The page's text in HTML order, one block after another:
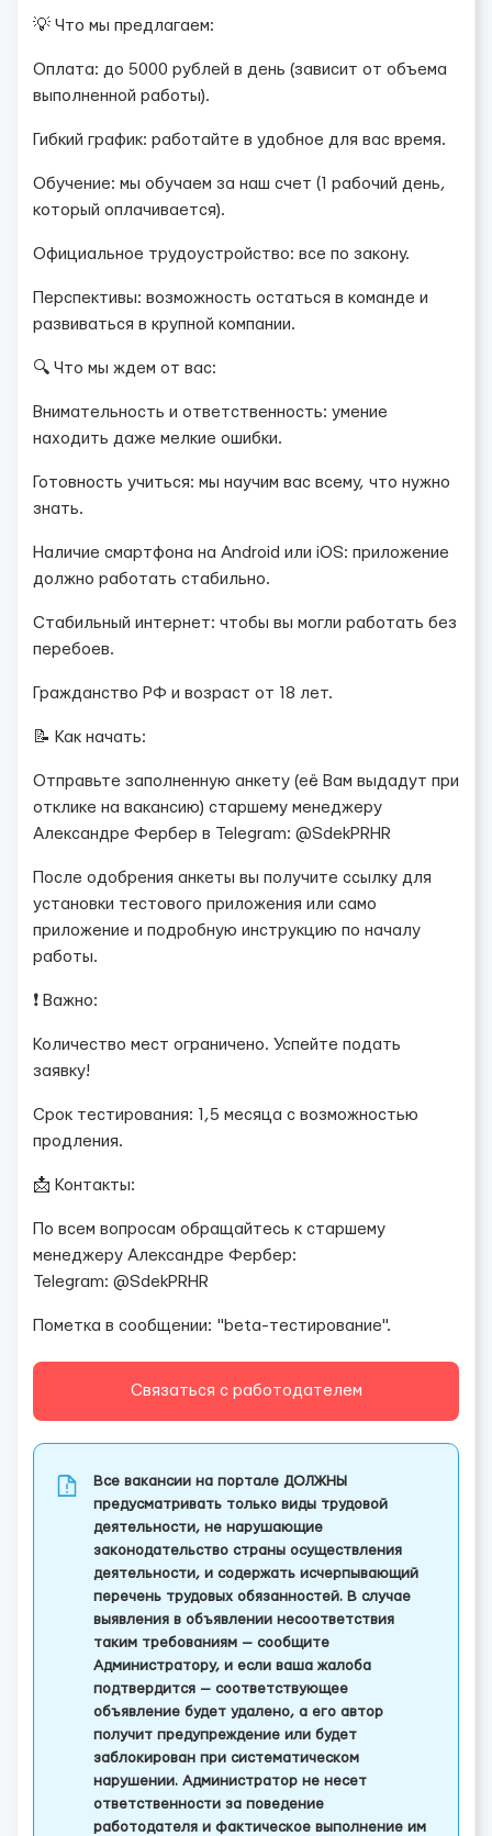
💡 Что мы предлагаем:
Оплата: до 5000 рублей в день (зависит от объема
выполненной работы).
Гибкий график: работайте в удобное для вас время.
Обучение: мы обучаем за наш счет (1 рабочий день,
который оплачивается).
Официальное трудоустройство: все по закону.
Перспективы: возможность остаться в команде и
развиваться в крупной компании.
🔍 Что мы ждем от вас:
Внимательность и ответственность: умение
находить даже мелкие ошибки.
Готовность учиться: мы научим вас всему, что нужно
знать.
Наличие смартфона на Android или iOS: приложение
должно работать стабильно.
Стабильный интернет: чтобы вы могли работать без
перебоев.
Гражданство РФ и возраст от 18 лет.
📝 Как начать:
Отправьте заполненную анкету (её Вам выдадут при
отклике на вакансию) старшему менеджеру
Александре Фербер в Telegram: @SdekPRHR
После одобрения анкеты вы получите ссылку для
установки тестового приложения или само
приложение и подробную инструкцию по началу
работы.
❗️ Важно:
Количество мест ограничено. Успейте подать
заявку!
Срок тестирования: 1,5 месяца с возможностью
продления.
📩 Контакты:
По всем вопросам обращайтесь к старшему
менеджеру Александре Фербер:
Telegram: @SdekPRHR
Пометка в сообщении: "beta-тестирование".
Связаться с работодателем
Все вакансии на портале ДОЛЖНЫ
предусматривать только виды трудовой
деятельности, не нарушающие
законодательство страны осуществления
деятельности, и содержать исчерпывающий
перечень трудовых обязанностей. В случае
выявления в объявлении несоответствия
таким требованиям — сообщите
Администратору, и если ваша жалоба
подтвердится — соответствующее
объявление будет удалено, а его автор
получит предупреждение или будет
заблокирован при систематическом
нарушении. Администратор не несет
ответственности за поведение
работодателя и фактическое выполнение им